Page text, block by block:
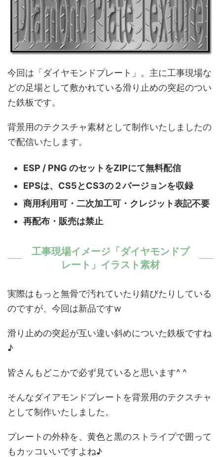
今回は「ダイヤモンドプレート」。主に工事現場な
どの足場として敷かれている滑り止めの突起のつい
た鉄板です。
背景用のテクスチャ素材として制作いたしましたの
で配信いたします。
ESP / PNG のセットをZIPにて無料配信
EPSは、CS5とCS3の２バージョンを収録
商用利用可・二次加工可・クレジット表記不要
再配布・販売は禁止
工事現場イメージ「ダイヤモンドプ
レート」イラスト素材
実際はもっと無骨で汚れていたり錆びたりしている
のですが、今回は新品ですw
滑り止めの突起が互い違い斜めについた鉄板ですね
♪
皆さんもどこかで必ず見ていると思います^ ^
そんなダイアモンドプレートを背景用のテクスチャ
として制作いたしました。
プレートの外枠を、黄色と黒のストライプで囲って
もカッコいいですよね♪